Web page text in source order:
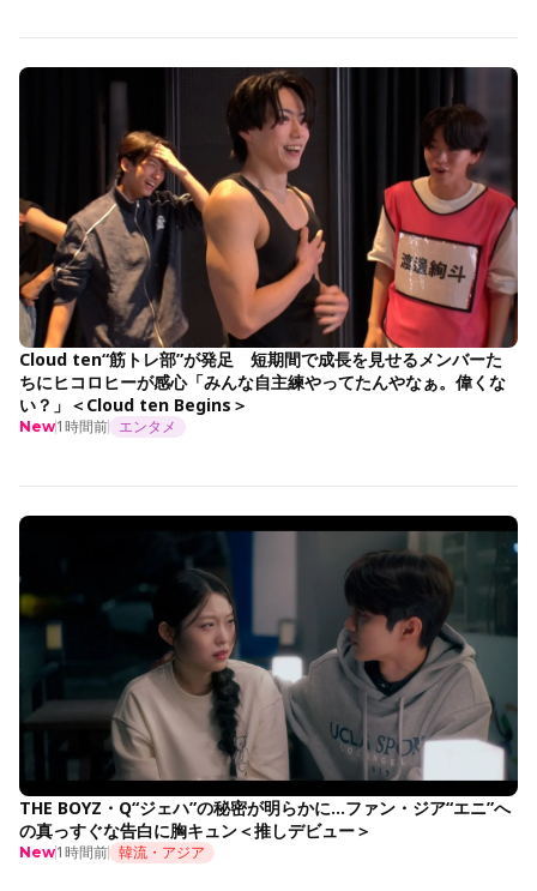
Cloud ten“筋トレ部”が発足 短期間で成長を見せるメンバーた
ちにヒコロヒーが感心「みんな自主練やってたんやなぁ。偉くな
い？」＜Cloud ten Begins＞
New1時間前 エンタメ
THE BOYZ・Q“ジェハ”の秘密が明らかに…ファン・ジア“エニ”へ
の真っすぐな告白に胸キュン＜推しデビュー＞
New1時間前 韓流・アジア